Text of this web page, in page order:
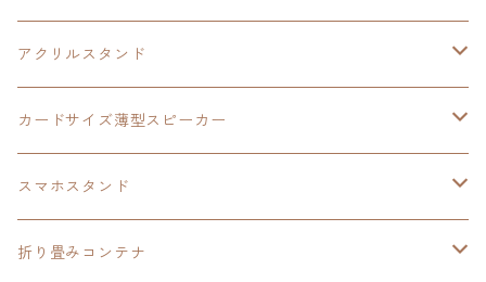
イースⅧ
創の軌跡
HOT-SHOT
イースⅨ
閃の軌跡Ⅳ
黎の軌跡
黎の軌跡Ⅱ
イースⅧ
軌跡シリーズ20周年記念
黎の軌跡
アクリルスタンド
オーロラ
カードサイズ薄型スピーカー
黎の軌跡
40周年記念
スマホスタンド
ワイヤレス充電スマホスタンド
折り畳みコンテナ